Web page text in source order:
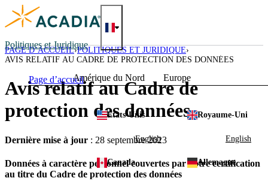
Skip
to
Politiques et Juridique
Amérique du Nord
États-Unis
English
Canada
Europe
Royaume-Uni
English
Allemagne
Page d’accueil
PAGE D’ACCUEIL POLITIQUES ET JURIDIQUE
AVIS RELATIF AU CADRE DE PROTECTION DES DONNÉES
Avis relatif au Cadre de
protection des données
Dernière mise à jour : 28 septembre 2023
Données à caractère personnel couvertes par notre certification
au titre du Cadre de protection des données